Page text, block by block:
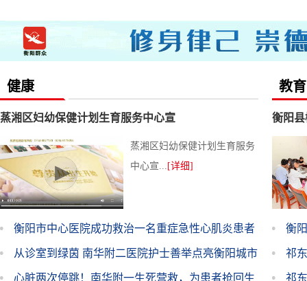
健康
蒸湘区妇幼保健计划生育服务中心宣
蒸湘区妇幼保健计划生育服务
中心宣... [详细]
衡阳市中心医院成功救治一名重症急性心肌炎患者
从诊室到绿茵 南华附二医院护士善举点亮衡阳城市
温度
心脏两次停跳！南华附一生死营救，为患者抢回生
教育
衡阳
衡
祁
祁